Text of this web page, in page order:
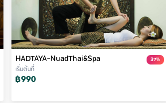
HADTAYA-NuadThai&Spa 37%
เริ่มต้นที่
฿990